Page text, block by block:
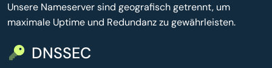
Unsere Nameserver sind geografisch getrennt, um
maximale Uptime und Redundanz zu gewährleisten.
DNSSEC